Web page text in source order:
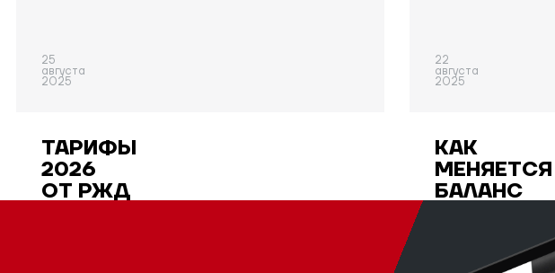
ТАРИФЫ
2026
ОТ РЖД
25
августа
2025
КАК
МЕНЯЕТСЯ
БАЛАНС
ИТОГИ
22
августа
2025